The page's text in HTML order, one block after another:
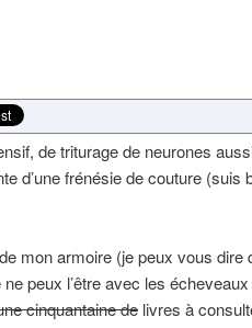
de triturage de neurones
d’une frénésie de couture (suis
mon armoire (je peux vous dire
peux l’être avec les
cinquantaine de livres à